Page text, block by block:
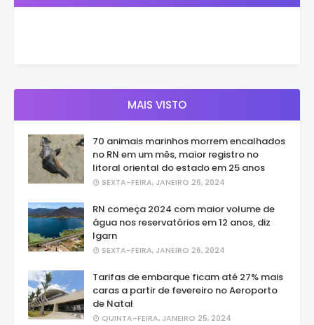
MAIS VISTO
70 animais marinhos morrem encalhados
no RN em um mês, maior registro no
litoral oriental do estado em 25 anos
SEXTA-FEIRA, JANEIRO 26, 2024
RN começa 2024 com maior volume de
água nos reservatórios em 12 anos, diz
Igarn
SEXTA-FEIRA, JANEIRO 26, 2024
Tarifas de embarque ficam até 27% mais
caras a partir de fevereiro no Aeroporto
de Natal
QUINTA-FEIRA, JANEIRO 25, 2024